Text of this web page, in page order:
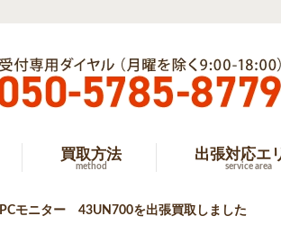
買取方法
method
出張対応エ
service area
モニター 43UN700を出張買取しました